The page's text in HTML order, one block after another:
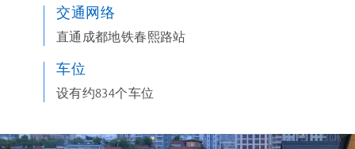
交通网络
直通成都地铁春熙路站
车位
设有约834个车位